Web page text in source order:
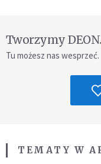
Tworzymy
Tu możesz nas wesprzeć.
TEMATY W